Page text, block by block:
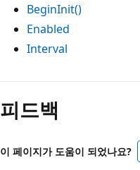
BeginInit()
Enabled
Interval
읽
모
사
피드백
이 페이지가 도움이 되었나요?